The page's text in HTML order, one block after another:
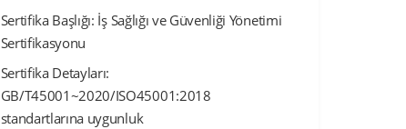
Sertifika Başlığı: İş Sağlığı ve Güvenliği Yönetimi
Sertifikasyonu
Sertifika Detayları:
GB/T45001~2020/ISO45001:2018
standartlarına uygunluk